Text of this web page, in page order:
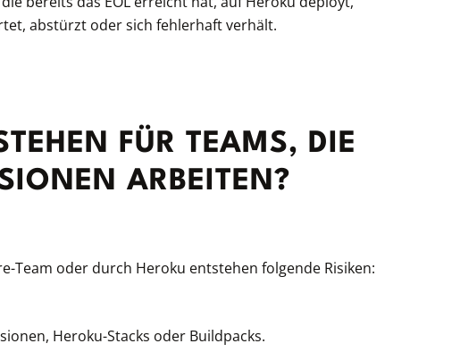
abstürzt oder sich fehlerhaft verhält.
FÜR TEAMS, DIE
ARBEITEN?
Team oder durch Heroku entstehen folgende Risiken:
Heroku-Stacks oder Buildpacks.